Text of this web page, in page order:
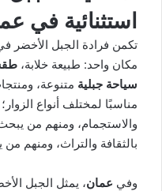
استثنائية في
تكمن فرادة الجبل الأخضر
مكان واحد: طبيعة خلابة،
سياحة جبلية متنوعة،
مناسبًا لمختلف أنواع
والاستجمام، ومنهم من
بالثقافة والتراث، ومنهم
وفي عمان، يمثل الجبل